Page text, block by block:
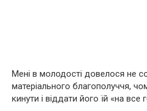
Мені в молодості довелося не
матеріального благополуччя,
кинути і віддати його їй «на все